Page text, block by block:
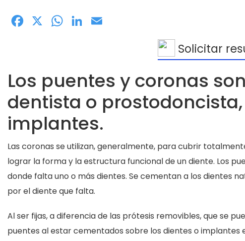
Facebook
X WhatsApp
LinkedIn
Solicitar
Los puentes y coronas
dentista o
implantes.
Las coronas se utilizan, generalmente, para cubrir
lograr la forma y la estructura funcional de un diente. Los
donde falta uno o más dientes. Se cementan a los dientes
por el diente que falta.
Al ser fijas, a diferencia de las prótesis removibles, que se
puentes al estar cementados sobre los dientes o implantes